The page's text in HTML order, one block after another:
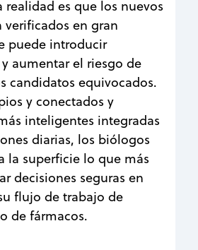
realidad es que los nuevos
verificados en gran
puede introducir
aumentar el riesgo de
candidatos equivocados.
y conectados y
inteligentes integradas
diarias, los biólogos
la superficie lo que más
decisiones seguras en
flujo de trabajo de
de fármacos.